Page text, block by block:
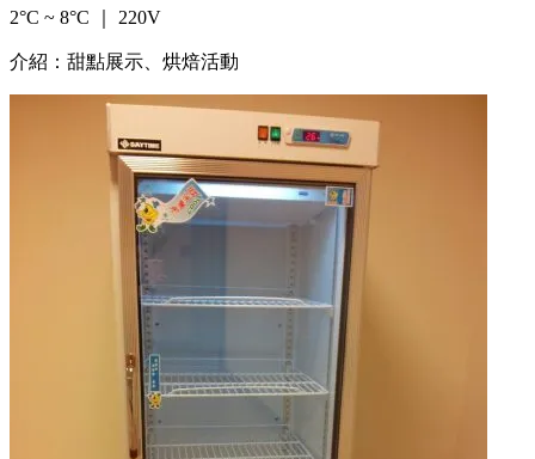
2°C ~ 8°C ｜ 220V
介紹：甜點展示、烘焙活動